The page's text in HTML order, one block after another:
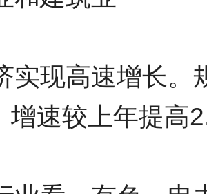
实现高速增长。
增速较上年提高